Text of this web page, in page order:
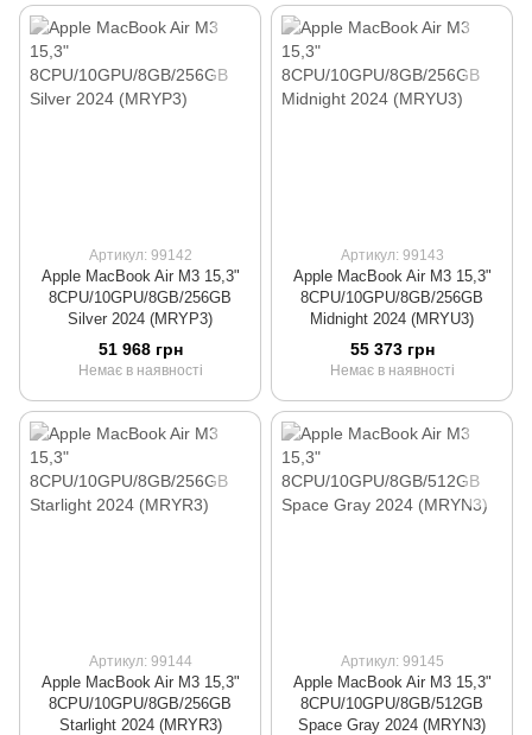
Артикул: 99142
Apple MacBook Air M3 15,3"
8CPU/10GPU/8GB/256GB
Silver 2024 (MRYP3)
51 968 грн
Немає в наявності
Артикул: 99143
Apple MacBook Air M3 15,3"
8CPU/10GPU/8GB/256GB
Midnight 2024 (MRYU3)
55 373 грн
Немає в наявності
Артикул: 99144
Apple MacBook Air M3 15,3"
8CPU/10GPU/8GB/256GB
Starlight 2024 (MRYR3)
Артикул: 99145
Apple MacBook Air M3 15,3"
8CPU/10GPU/8GB/512GB
Space Gray 2024 (MRYN3)